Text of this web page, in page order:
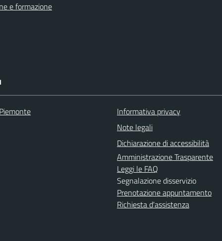
e formazione
Informativa privacy
Note legali
Dichiarazione di accessibilità
Amministrazione Trasparente
Leggi le FAQ
Segnalazione disservizio
Prenotazione appuntamento
Richiesta d'assistenza